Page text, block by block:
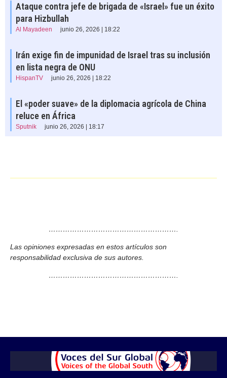
Ataque contra jefe de brigada de «Israel» fue un éxito
para Hizbullah
Al Mayadeen junio 26, 2026 | 18:22
Irán exige fin de impunidad de Israel tras su inclusión
en lista negra de ONU
HispanTV junio 26, 2026 | 18:22
El «poder suave» de la diplomacia agrícola de China
reluce en África
Sputnik junio 26, 2026 | 18:17
……………………………………………….
Las opiniones expresadas en estos artículos son
responsabilidad exclusiva de sus autores.
……………………………………………….